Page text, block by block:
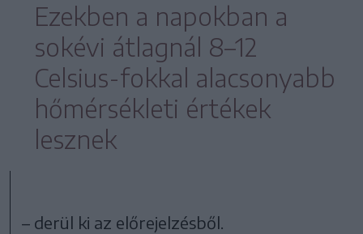
Ezekben a napokban a
sokévi átlagnál 8–12
Celsius-fokkal alacsonyabb
hőmérsékleti értékek
lesznek
– derül ki az előrejelzésből.